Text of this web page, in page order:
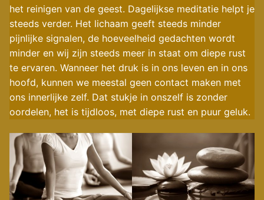
het reinigen van de geest. Dagelijkse meditatie helpt je
steeds verder. Het lichaam geeft steeds minder
pijnlijke signalen, de hoeveelheid gedachten wordt
minder en wij zijn steeds meer in staat om diepe rust
te ervaren. Wanneer het druk is in ons leven en in ons
hoofd, kunnen we meestal geen contact maken met
ons innerlijke zelf. Dat stukje in onszelf is zonder
oordelen, het is tijdloos, met diepe rust en puur geluk.